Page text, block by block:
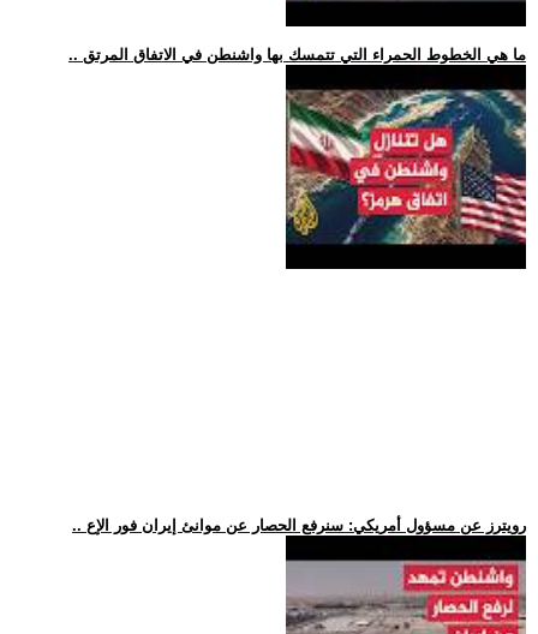
.. ما هي الخطوط الحمراء التي تتمسك بها واشنطن في الاتفاق المرتق
.. رويترز عن مسؤول أمريكي: سنرفع الحصار عن موانئ إيران فور الإع